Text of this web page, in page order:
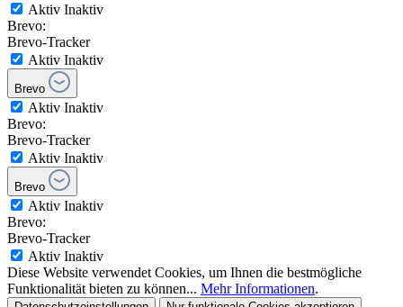
Aktiv Inaktiv
Brevo:
Brevo-Tracker
Aktiv Inaktiv
Brevo
Aktiv Inaktiv
Brevo:
Brevo-Tracker
Aktiv Inaktiv
Brevo
Aktiv Inaktiv
Brevo:
Brevo-Tracker
Aktiv Inaktiv
Diese Website verwendet Cookies, um Ihnen die bestmögliche
Funktionalität bieten zu können... Mehr Informationen.